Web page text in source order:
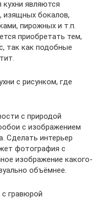
являются
изящных бокалов,
пирожных и т.п.
приобретать тем,
так как подобные
с рисунком, где
с природой
с изображением
Сделать интерьер
фотография с
изображение какого-
объёмнее.
гравюрой